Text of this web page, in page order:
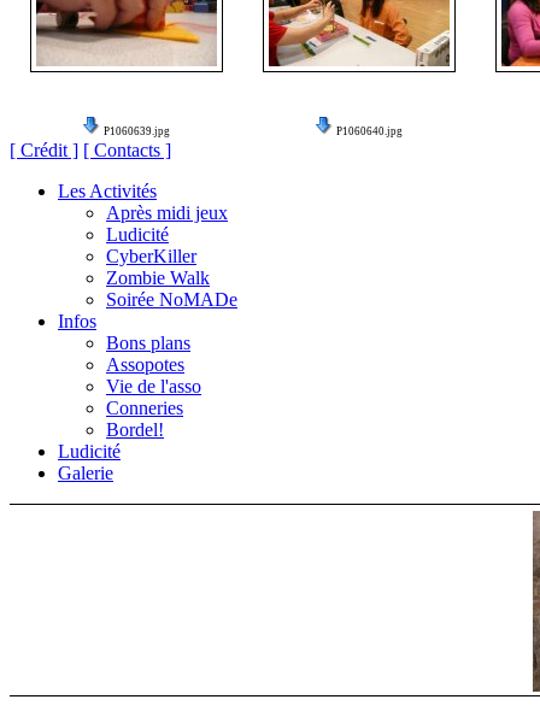
P1060639.jpg P1060640.jpg
[ Crédit ] [ Contacts ]
Les Activités
Après midi jeux
Ludicité
CyberKiller
Zombie Walk
Soirée NoMADe
Infos
Bons plans
Assopotes
Vie de l'asso
Conneries
Bordel!
Ludicité
Galerie